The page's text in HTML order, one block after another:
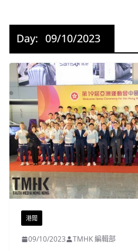
Day: 09/10/2023
港聞
09/10/2023 TMHK 編輯部